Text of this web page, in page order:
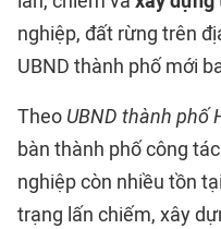
nghiệp, đất rừng trên
UBND thành phố mới
Theo UBND thành phố
bàn thành phố công
nghiệp còn nhiều tồn
trạng lấn chiếm, xây